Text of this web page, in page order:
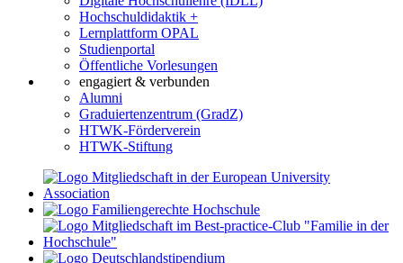
Hochschuldidaktik +
Lernplattform OPAL
Studienportal
Öffentliche Vorlesungen
engagiert & verbunden
Alumni
Graduiertenzentrum (GradZ)
HTWK-Förderverein
HTWK-Stiftung